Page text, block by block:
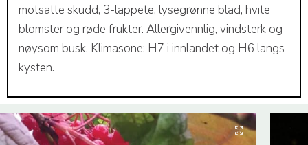
motsatte skudd, 3-lappete, lysegrønne blad, hvite
blomster og røde frukter. Allergivennlig, vindsterk og
nøysom busk. Klimasone: H7 i innlandet og H6 langs
kysten.